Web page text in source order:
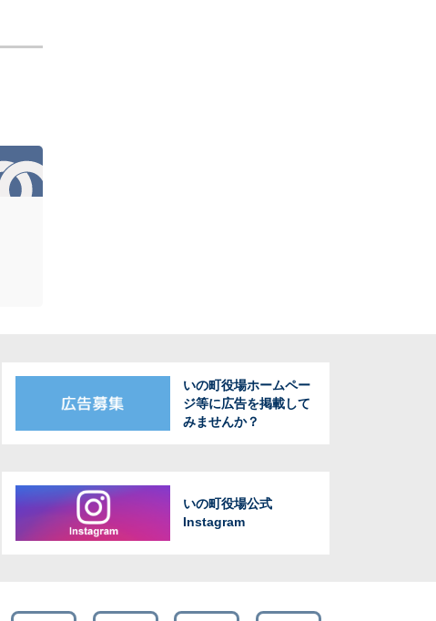
いの町役場ホームペー
ジ等に広告を掲載して
みませんか？
いの町役場公式
Instagram